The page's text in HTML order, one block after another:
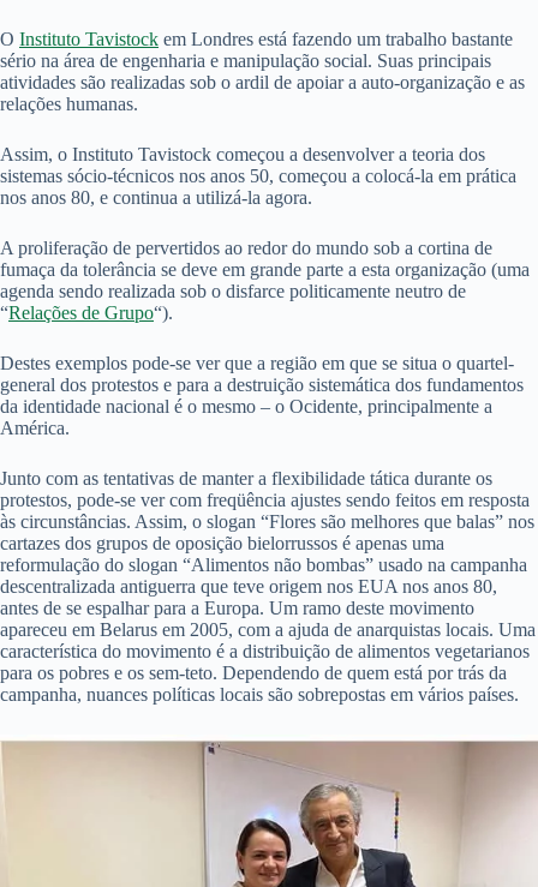
O Instituto Tavistock em Londres está fazendo um trabalho bastante
sério na área de engenharia e manipulação social. Suas principais
atividades são realizadas sob o ardil de apoiar a auto-organização e as
relações humanas.
Assim, o Instituto Tavistock começou a desenvolver a teoria dos
sistemas sócio-técnicos nos anos 50, começou a colocá-la em prática
nos anos 80, e continua a utilizá-la agora.
A proliferação de pervertidos ao redor do mundo sob a cortina de
fumaça da tolerância se deve em grande parte a esta organização (uma
agenda sendo realizada sob o disfarce politicamente neutro de
“Relações de Grupo“).
Destes exemplos pode-se ver que a região em que se situa o quartel-
general dos protestos e para a destruição sistemática dos fundamentos
da identidade nacional é o mesmo – o Ocidente, principalmente a
América.
Junto com as tentativas de manter a flexibilidade tática durante os
protestos, pode-se ver com freqüência ajustes sendo feitos em resposta
às circunstâncias. Assim, o slogan “Flores são melhores que balas” nos
cartazes dos grupos de oposição bielorrussos é apenas uma
reformulação do slogan “Alimentos não bombas” usado na campanha
descentralizada antiguerra que teve origem nos EUA nos anos 80,
antes de se espalhar para a Europa. Um ramo deste movimento
apareceu em Belarus em 2005, com a ajuda de anarquistas locais. Uma
característica do movimento é a distribuição de alimentos vegetarianos
para os pobres e os sem-teto. Dependendo de quem está por trás da
campanha, nuances políticas locais são sobrepostas em vários países.